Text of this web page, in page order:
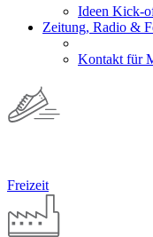
Ideen Kick-
Zeitung, Radio &
Kontakt für
Freizeit